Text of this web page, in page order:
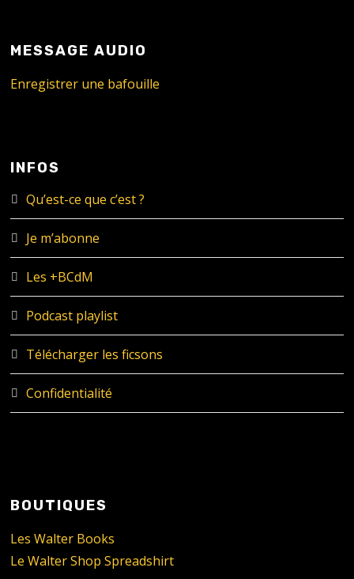
MESSAGE AUDIO
Enregistrer une bafouille
INFOS
Qu’est-ce que c’est ?
Je m’abonne
Les +BCdM
Podcast playlist
Télécharger les ficsons
Confidentialité
BOUTIQUES
Les Walter Books
Le Walter Shop Spreadshirt